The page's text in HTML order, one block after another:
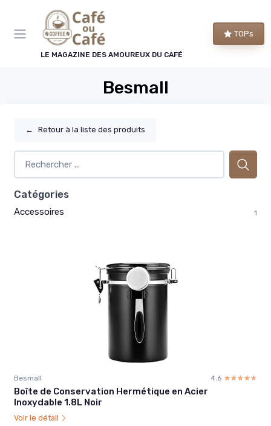
LE MAGAZINE DES AMOUREUX DU CAFÉ
TOPs
Besmall
← Retour à la liste des produits
Catégories
Accessoires 1
Besmall 4.6 ☆☆☆☆☆
★★★★★
Boîte de Conservation Hermétique en Acier
Inoxydable 1.8L Noir
Voir le détail
Panneau de gestion des cookies